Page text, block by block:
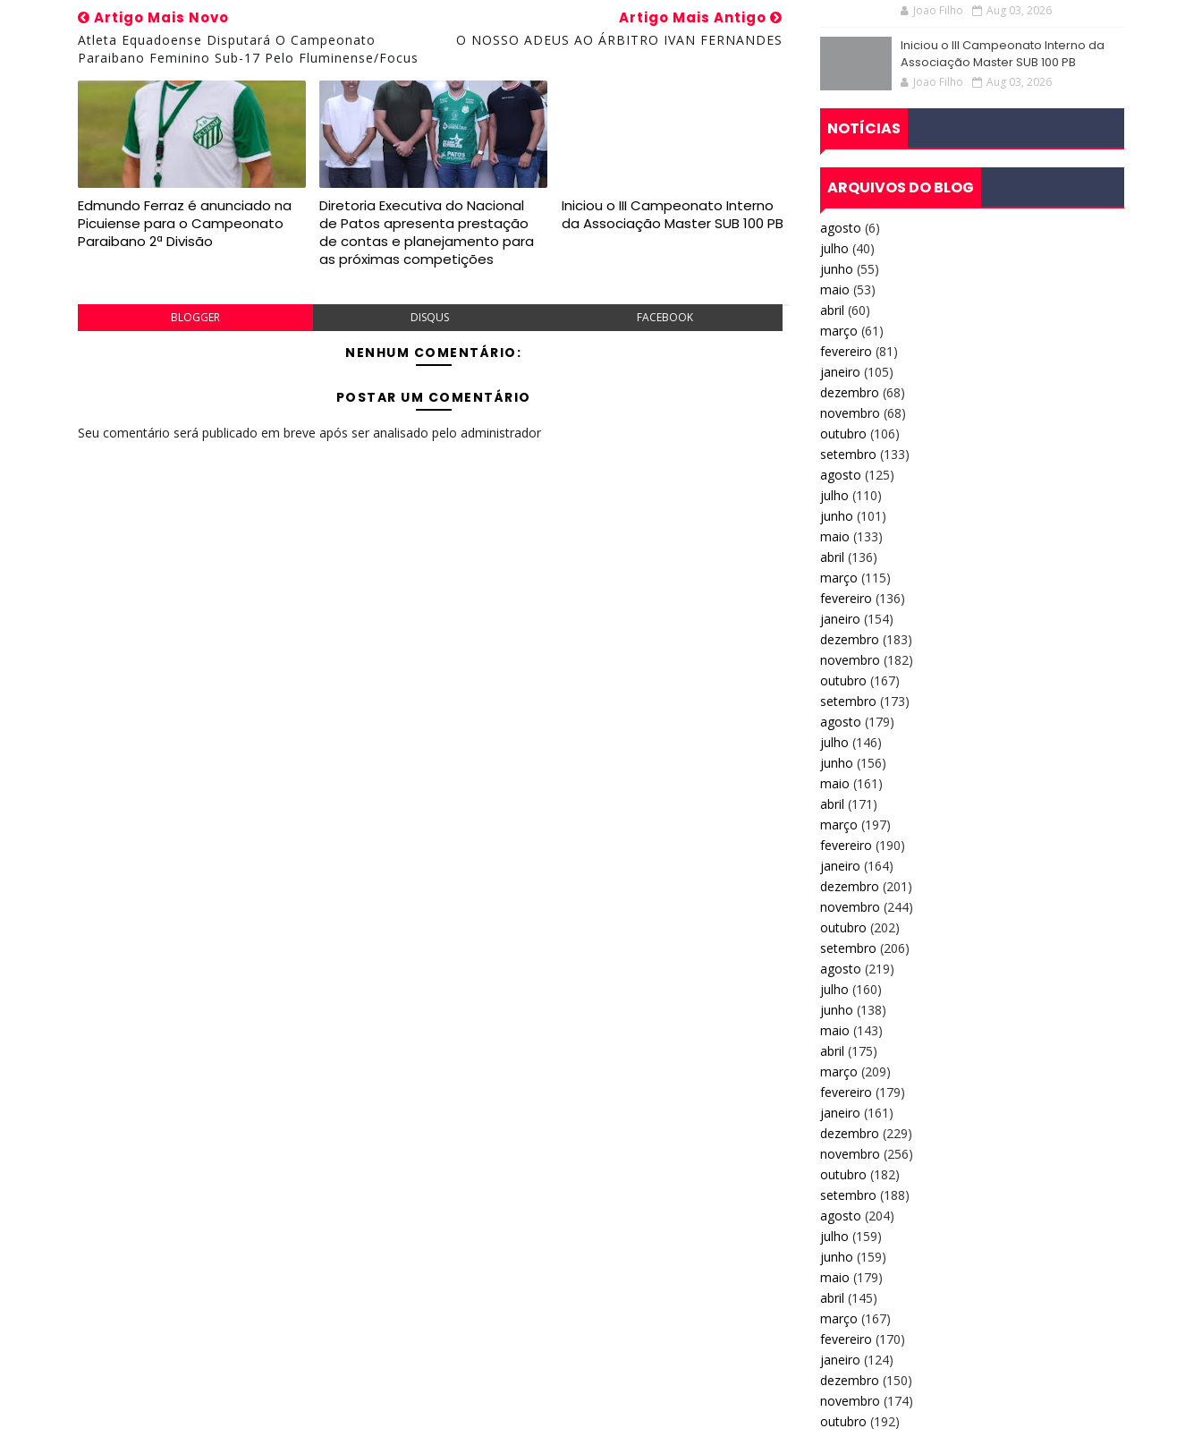
Artigo Mais Novo
Atleta Equadoense Disputará O Campeonato
Paraibano Feminino Sub-17 Pelo Fluminense/Focus
Artigo Mais Antigo
O NOSSO ADEUS AO ÁRBITRO IVAN FERNANDES
Edmundo Ferraz é anunciado na
Picuiense para o Campeonato
Paraibano 2ª Divisão
Diretoria Executiva do Nacional
de Patos apresenta prestação
de contas e planejamento para
as próximas competições
Iniciou o III Campeonato Interno
da Associação Master SUB 100 PB
BLOGGER DISQUS FACEBOOK
NENHUM COMENTÁRIO:
POSTAR UM COMENTÁRIO
Seu comentário será publicado em breve após ser analisado pelo administrador
Joao Filho Aug 03, 2026
Iniciou o III Campeonato Interno da
Associação Master SUB 100 PB
Joao Filho Aug 03, 2026
NOTÍCIAS
ARQUIVOS DO BLOG
agosto (6)
julho (40)
junho (55)
maio (53)
abril (60)
março (61)
fevereiro (81)
janeiro (105)
dezembro (68)
novembro (68)
outubro (106)
setembro (133)
agosto (125)
julho (110)
junho (101)
maio (133)
abril (136)
março (115)
fevereiro (136)
janeiro (154)
dezembro (183)
novembro (182)
outubro (167)
setembro (173)
agosto (179)
julho (146)
junho (156)
maio (161)
abril (171)
março (197)
fevereiro (190)
janeiro (164)
dezembro (201)
novembro (244)
outubro (202)
setembro (206)
agosto (219)
julho (160)
junho (138)
maio (143)
abril (175)
março (209)
fevereiro (179)
janeiro (161)
dezembro (229)
novembro (256)
outubro (182)
setembro (188)
agosto (204)
julho (159)
junho (159)
maio (179)
abril (145)
março (167)
fevereiro (170)
janeiro (124)
dezembro (150)
novembro (174)
outubro (192)